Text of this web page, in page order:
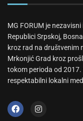
MG FORUM je
Republici Srpskoj,
kroz rad na društvenim
Mrkonjić Grad kroz
tokom perioda od
respektabilni lokalni